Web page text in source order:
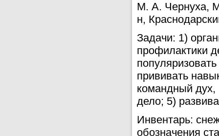
М. А. Чернуха,
н,
Задачи: 1)
профилактики
прививать
командный дух,
дело; 5)
Инвентарь:
обозначения